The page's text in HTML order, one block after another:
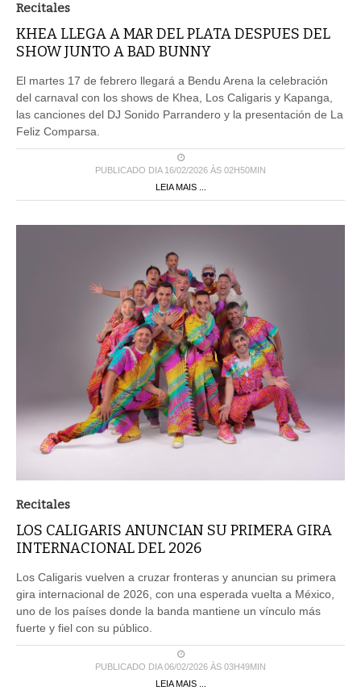
Recitales
KHEA LLEGA A MAR DEL PLATA DESPUES DEL
SHOW JUNTO A BAD BUNNY
El martes 17 de febrero llegará a Bendu Arena la celebración
del carnaval con los shows de Khea, Los Caligaris y Kapanga,
las canciones del DJ Sonido Parrandero y la presentación de La
Feliz Comparsa.
PUBLICADO DIA 16/02/2026 ÀS 02H50MIN
LEIA MAIS ...
Recitales
LOS CALIGARIS ANUNCIAN SU PRIMERA GIRA
INTERNACIONAL DEL 2026
Los Caligaris vuelven a cruzar fronteras y anuncian su primera
gira internacional de 2026, con una esperada vuelta a México,
uno de los países donde la banda mantiene un vínculo más
fuerte y fiel con su público.
PUBLICADO DIA 06/02/2026 ÀS 03H49MIN
LEIA MAIS ...